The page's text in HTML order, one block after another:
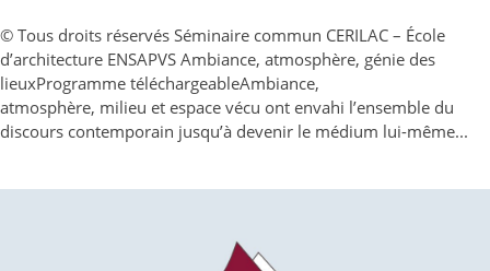
© Tous droits réservés Séminaire commun CERILAC – École
d’architecture ENSAPVS Ambiance, atmosphère, génie des
lieuxProgramme téléchargeableAmbiance,
atmosphère, milieu et espace vécu ont envahi l’ensemble du
discours contemporain jusqu’à devenir le médium lui-même...